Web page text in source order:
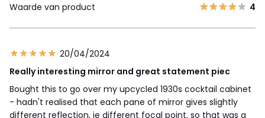
Waarde van product
4
20/04/2024
Really interesting mirror and great statement piec
Bought this to go over my upcycled 1930s cocktail cabinet
- hadn't realised that each pane of mirror gives slightly
different reflection, ie different focal point, so that was a